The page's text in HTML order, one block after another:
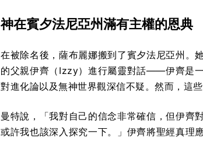
神在賓夕法尼亞州滿有主權的恩典
在被除名後，薩布麗娜搬到了賓夕法尼亞州。
的父親伊齊（Izzy）進行屬靈對話——伊齊是
對進化論以及無神世界觀深信不疑。然而，這些
曼特說，「我對自己的信念非常確信，但伊齊
或許我也該深入探究一下。」伊齊將聖經真理